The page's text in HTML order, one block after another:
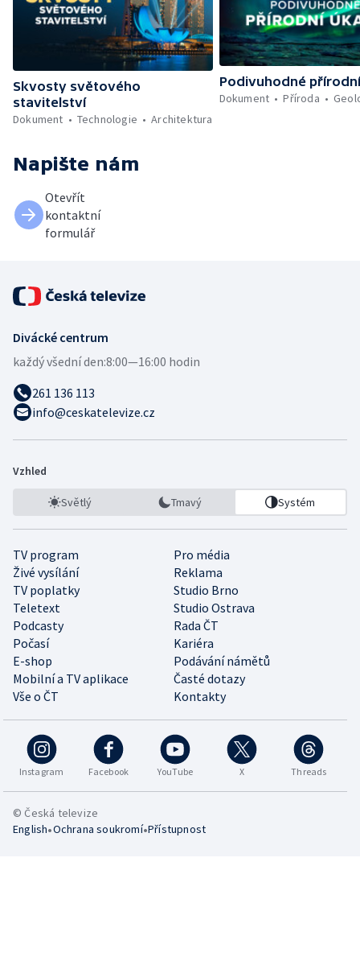
Skvosty světového
stavitelství
Dokument
Technologie Architektura
Podivuhodné
Dokument
Příroda
Napište nám
Otevřít
kontaktní
formulář
Divácké centrum
každý všední den:8:00—16:00 hodin
261 136 113
info@ceskatelevize.cz
Vzhled
Světlý Tmavý Systém
TV program
Pro média
Živé vysílání
Reklama
TV poplatky
Studio Brno
Teletext
Studio Ostrava
Podcasty
Rada ČT
Počasí
Kariéra
E-shop
Podávání námětů
Mobilní a TV aplikace
Časté dotazy
Vše o ČT
Kontakty
Instagram Facebook YouTube X Threads
© Česká televize
English•Ochrana soukromí•Přístupnost